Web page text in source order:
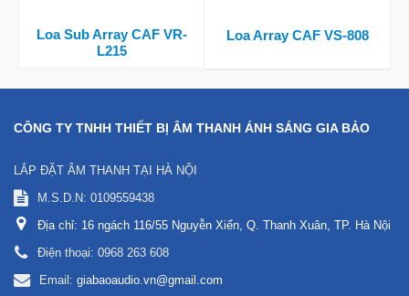
Loa Sub Array CAF VR-
L215
Loa Array CAF VS-808
CÔNG TY TNHH THIẾT BỊ ÂM THANH ÁNH SÁNG GIA BẢO
LẮP ĐẶT ÂM THANH TẠI HÀ NỘI
M.S.D.N: 0109559438
Địa chỉ: 16 ngách 116/55 Nguyễn Xiển, Q. Thanh Xuân, TP. Hà Nội
Điện thoại: 0968 263 608
Email: giabaoaudio.vn@gmail.com